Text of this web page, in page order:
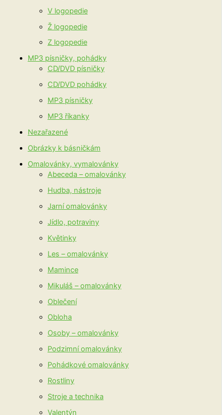
V logopedie
Ž logopedie
Z logopedie
MP3 písničky, pohádky
CD/DVD písničky
CD/DVD pohádky
MP3 písničky
MP3 říkanky
Nezařazené
Obrázky k básničkám
Omalovánky, vymalovánky
Abeceda – omalovánky
Hudba, nástroje
Jarní omalovánky
Jídlo, potraviny
Květinky
Les – omalovánky
Mamince
Mikuláš – omalovánky
Oblečení
Obloha
Osoby – omalovánky
Podzimní omalovánky
Pohádkové omalovánky
Rostliny
Stroje a technika
Valentýn